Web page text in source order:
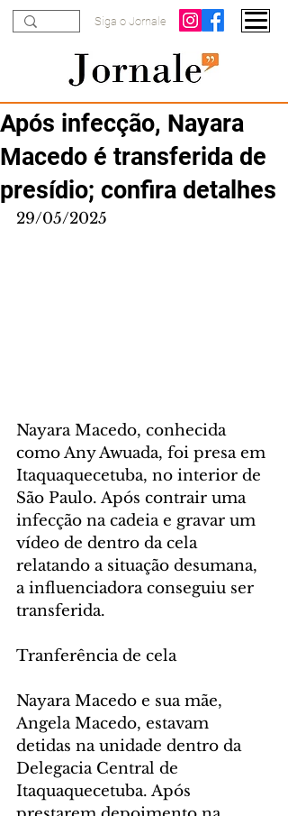
Siga o Jornale
Após infecção, Nayara
Macedo é transferida de
presídio; confira detalhes
29/05/2025
Nayara Macedo, conhecida
como Any Awuada, foi presa em
Itaquaquecetuba, no interior de
São Paulo. Após contrair uma
infecção na cadeia e gravar um
vídeo de dentro da cela
relatando a situação desumana,
a influenciadora conseguiu ser
transferida.
Tranferência de cela
Nayara Macedo e sua mãe,
Angela Macedo, estavam
detidas na unidade dentro da
Delegacia Central de
Itaquaquecetuba. Após